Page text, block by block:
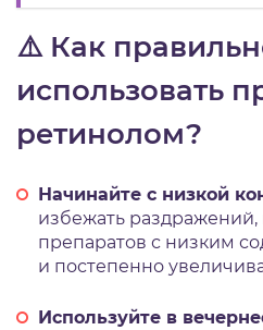
⚠️ Как
использовать
ретинолом?
Начинайте с низкой
избежать раздражений,
препаратов с низким
и постепенно
Используйте в